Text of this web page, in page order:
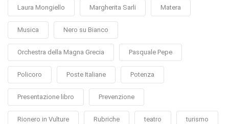
Laura Mongiello Margherita Sarli Matera
Musica Nero su Bianco
Orchestra della Magna Grecia Pasquale Pepe
Policoro Poste Italiane Potenza
Presentazione libro Prevenzione
Rionero in Vulture Rubriche teatro turismo